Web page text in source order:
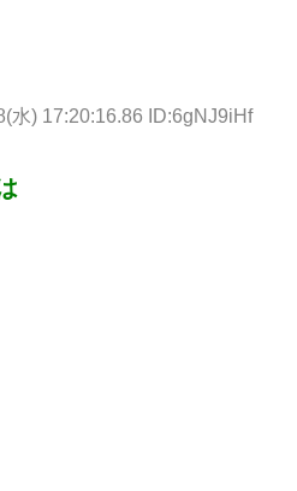
水) 17:20:16.86 ID:6gNJ9iHf